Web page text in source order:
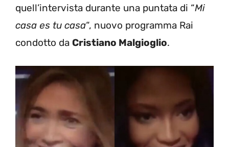
quell’intervista durante una puntata di “Mi
casa es tu casa“, nuovo programma Rai
condotto da Cristiano Malgioglio.